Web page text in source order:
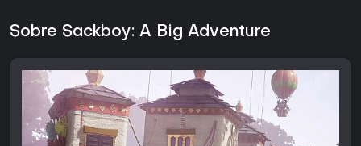
Sobre Sackboy: A Big Adventure